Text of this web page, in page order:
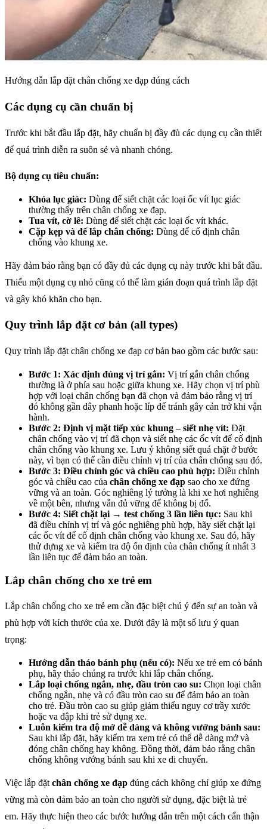
Hướng dẫn lắp đặt chân chống xe đạp đúng cách
Các dụng cụ cần chuẩn bị
Trước khi bắt đầu lắp đặt, hãy chuẩn bị đầy đủ các dụng cụ cần thiết
để quá trình diễn ra suôn sẻ và nhanh chóng.
Bộ dụng cụ tiêu chuẩn:
Khóa lục giác: Dùng để siết chặt các loại ốc vít lục giác
thường thấy trên chân chống xe đạp.
Tua vít, cờ lê: Dùng để siết chặt các loại ốc vít khác.
Cặp kẹp và đế lắp chân chống: Dùng để cố định chân
chống vào khung xe.
Hãy đảm bảo rằng bạn có đầy đủ các dụng cụ này trước khi bắt đầu.
Thiếu một dụng cụ nhỏ cũng có thể làm gián đoạn quá trình lắp đặt
và gây khó khăn cho bạn.
Quy trình lắp đặt cơ bản (all types)
Quy trình lắp đặt chân chống xe đạp cơ bản bao gồm các bước sau:
Bước 1: Xác định đúng vị trí gắn: Vị trí gắn chân chống
thường là ở phía sau hoặc giữa khung xe. Hãy chọn vị trí phù
hợp với loại chân chống bạn đã chọn và đảm bảo rằng vị trí
đó không gần dây phanh hoặc líp để tránh gây cản trở khi vận
hành.
Bước 2: Định vị mặt tiếp xúc khung – siết nhẹ vít: Đặt
chân chống vào vị trí đã chọn và siết nhẹ các ốc vít để cố định
chân chống vào khung xe. Lưu ý không siết quá chặt ở bước
này, vì bạn có thể cần điều chỉnh vị trí của chân chống sau đó.
Bước 3: Điều chỉnh góc và chiều cao phù hợp: Điều chỉnh
góc và chiều cao của chân chống xe đạp sao cho xe đứng
vững và an toàn. Góc nghiêng lý tưởng là khi xe hơi nghiêng
về một bên, nhưng vẫn đủ vững để không bị đổ.
Bước 4: Siết chặt lại → test chống 3 lần liên tục: Sau khi
đã điều chỉnh vị trí và góc nghiêng phù hợp, hãy siết chặt lại
các ốc vít để cố định chân chống vào khung xe. Sau đó, hãy
thử dựng xe và kiểm tra độ ổn định của chân chống ít nhất 3
lần liên tục để đảm bảo an toàn.
Lắp chân chống cho xe trẻ em
Lắp chân chống cho xe trẻ em cần đặc biệt chú ý đến sự an toàn và
phù hợp với kích thước của xe. Dưới đây là một số lưu ý quan
trọng:
Hướng dẫn tháo bánh phụ (nếu có): Nếu xe trẻ em có bánh
phụ, hãy tháo chúng ra trước khi lắp chân chống.
Lắp loại chống ngắn, nhẹ, đầu tròn cao su: Chọn loại chân
chống ngắn, nhẹ và có đầu tròn cao su để đảm bảo an toàn
cho trẻ. Đầu tròn cao su giúp giảm thiểu nguy cơ trầy xước
hoặc va đập khi trẻ sử dụng xe.
Luôn kiểm tra độ mở dễ dàng và không vướng bánh sau:
Sau khi lắp đặt, hãy kiểm tra xem trẻ có thể dễ dàng mở và
đóng chân chống hay không. Đồng thời, đảm bảo rằng chân
chống không vướng bánh sau khi xe di chuyển.
Việc lắp đặtchân chống xe đạp đúng cách không chỉ giúp xe đứng
vững mà còn đảm bảo an toàn cho người sử dụng, đặc biệt là trẻ
em. Hãy thực hiện theo các bước hướng dẫn trên một cách cẩn thận